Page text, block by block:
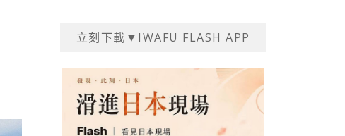
立刻下載▼IWAFU FLASH APP